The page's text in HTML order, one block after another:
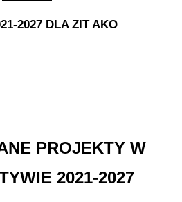
2027 DLA ZIT AKO
PROJEKTY W
2021-2027